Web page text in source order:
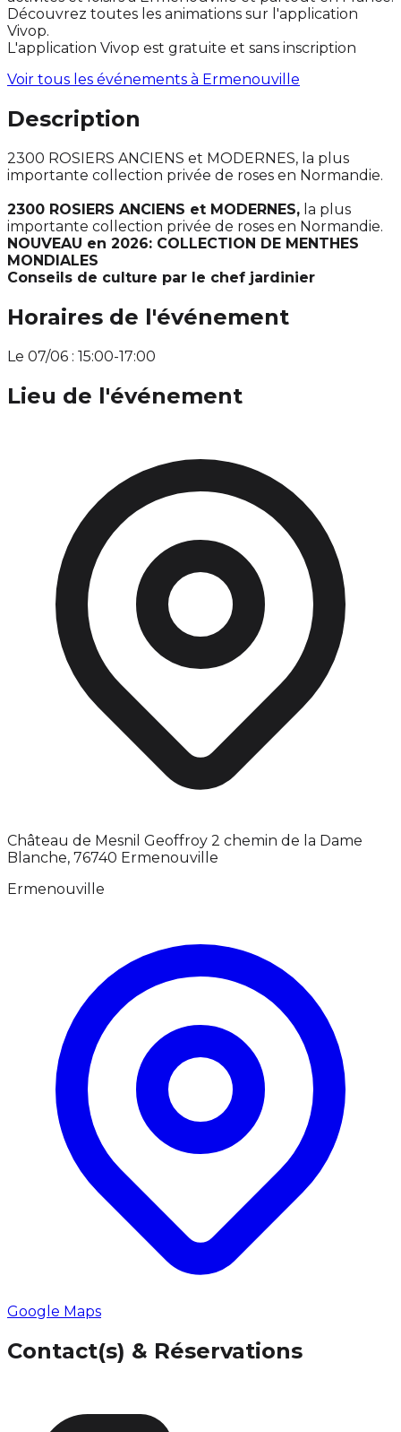
Découvrez toutes les animations sur l'application
Vivop.
L'application Vivop est gratuite et sans inscription
Voir tous les événements à Ermenouville
Description
2300 ROSIERS ANCIENS et MODERNES, la plus
importante collection privée de roses en Normandie.
2300 ROSIERS ANCIENS et MODERNES, la plus
importante collection privée de roses en Normandie.
NOUVEAU en 2026: COLLECTION DE MENTHES
MONDIALES
Conseils de culture par le chef jardinier
Horaires de l'événement
Le 07/06 : 15:00-17:00
Lieu de l'événement
Château de Mesnil Geoffroy 2 chemin de la Dame
Blanche, 76740 Ermenouville
Ermenouville
Google Maps
Contact(s) & Réservations